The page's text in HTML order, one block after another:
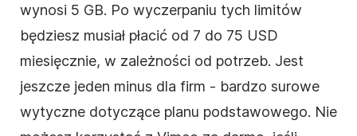
wynosi 5 GB. Po wyczerpaniu tych limitów
będziesz musiał płacić od 7 do 75 USD
miesięcznie, w zależności od potrzeb. Jest
jeszcze jeden minus dla firm - bardzo surowe
wytyczne dotyczące planu podstawowego. Nie